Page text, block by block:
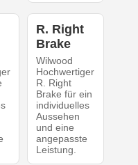
R. Right
Brake
Wilwood
Hochwertiger
R. Right
Brake für ein
individuelles
Aussehen
und eine
angepasste
Leistung.